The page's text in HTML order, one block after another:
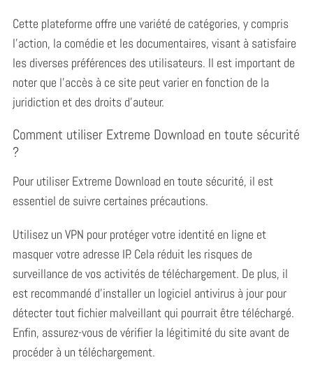
Cette plateforme offre une variété de catégories, y compris
l’action, la comédie et les documentaires, visant à satisfaire
les diverses préférences des utilisateurs. Il est important de
noter que l’accès à ce site peut varier en fonction de la
juridiction et des droits d’auteur.
Comment utiliser Extreme Download en toute sécurité
?
Pour utiliser Extreme Download en toute sécurité, il est
essentiel de suivre certaines précautions.
Utilisez un VPN pour protéger votre identité en ligne et
masquer votre adresse IP. Cela réduit les risques de
surveillance de vos activités de téléchargement. De plus, il
est recommandé d’installer un logiciel antivirus à jour pour
détecter tout fichier malveillant qui pourrait être téléchargé.
Enfin, assurez-vous de vérifier la légitimité du site avant de
procéder à un téléchargement.
S
e
a
c
o
: